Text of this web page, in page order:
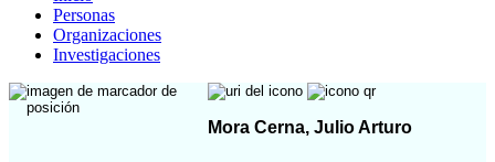
Personas
Organizaciones
Investigaciones
Mora Cerna, Julio Arturo